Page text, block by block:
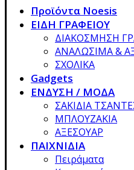
Προϊόντα Noesis
ΕΙΔΗ ΓΡΑΦΕΙΟΥ
ΔΙΑΚΟΣΜΗΣΗ
ΑΝΑΛΩΣΙΜΑ &
ΣΧΟΛΙΚΑ
Gadgets
ΕΝΔΥΣΗ / ΜΟΔΑ
ΣΑΚΙΔΙΑ
ΜΠΛΟΥΖΑΚΙΑ
ΑΞΕΣΟΥΑΡ
ΠΑΙΧΝΙΔΙΑ
Πειράματα